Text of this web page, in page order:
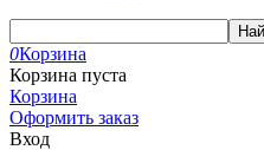
0Корзина
Корзина пуста
Корзина
Оформить заказ
Вход